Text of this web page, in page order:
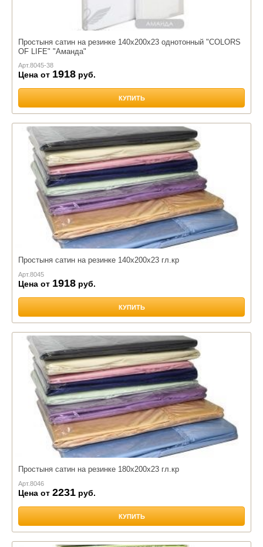
Простыня сатин на резинке 140х200х23 однотонный "COLORS
OF LIFE" "Аманда"
Арт.8045-38
Цена от 1918 руб.
КУПИТЬ
Простыня сатин на резинке 140х200х23 гл.кр
Арт.8045
Цена от 1918 руб.
КУПИТЬ
Простыня сатин на резинке 180х200х23 гл.кр
Арт.8046
Цена от 2231 руб.
КУПИТЬ